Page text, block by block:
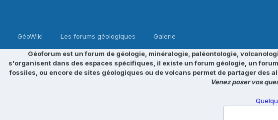
GéoWiki Les forums géologiques Galerie
Géoforum est un forum de géologie, minéralogie, paléontologie,
s'organisent dans des espaces spécifiques, il existe un forum géologie, un
fossiles, ou encore de sites géologiques ou de volcans permet de partager des
Venez poser vos